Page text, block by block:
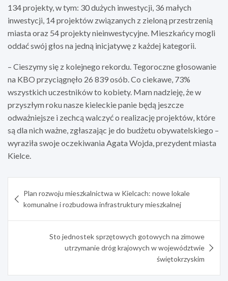
134 projekty, w tym: 30 dużych inwestycji, 36 małych
inwestycji, 14 projektów związanych z zieloną przestrzenią
miasta oraz 54 projekty nieinwestycyjne. Mieszkańcy mogli
oddać swój głos na jedną inicjatywę z każdej kategorii.
– Cieszymy się z kolejnego rekordu. Tegoroczne głosowanie
na KBO przyciągnęło 26 839 osób. Co ciekawe, 73%
wszystkich uczestników to kobiety. Mam nadzieję, że w
przyszłym roku nasze kieleckie panie będą jeszcze
odważniejsze i zechcą walczyć o realizację projektów, które
są dla nich ważne, zgłaszając je do budżetu obywatelskiego –
wyraziła swoje oczekiwania Agata Wojda, prezydent miasta
Kielce.
wpisu
Plan rozwoju mieszkalnictwa w Kielcach: nowe lokale
komunalne i rozbudowa infrastruktury mieszkalnej
Sto jednostek sprzętowych gotowych na zimowe
utrzymanie dróg krajowych w województwie
świętokrzyskim